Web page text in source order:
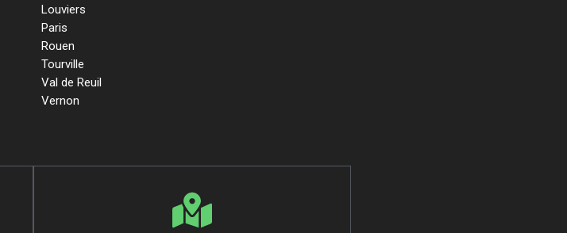
Louviers
Paris
Rouen
Tourville
Val de Reuil
Vernon